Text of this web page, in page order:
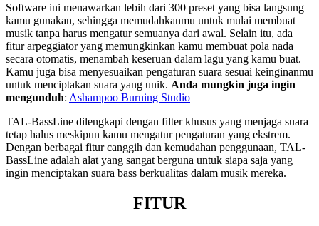
Software ini menawarkan lebih dari 300 preset yang bisa langsung
kamu gunakan, sehingga memudahkanmu untuk mulai membuat
musik tanpa harus mengatur semuanya dari awal. Selain itu, ada
fitur arpeggiator yang memungkinkan kamu membuat pola nada
secara otomatis, menambah keseruan dalam lagu yang kamu buat.
Kamu juga bisa menyesuaikan pengaturan suara sesuai keinginanmu
untuk menciptakan suara yang unik. Anda mungkin juga ingin
mengunduh: Ashampoo Burning Studio
TAL-BassLine dilengkapi dengan filter khusus yang menjaga suara
tetap halus meskipun kamu mengatur pengaturan yang ekstrem.
Dengan berbagai fitur canggih dan kemudahan penggunaan, TAL-
BassLine adalah alat yang sangat berguna untuk siapa saja yang
ingin menciptakan suara bass berkualitas dalam musik mereka.
FITUR